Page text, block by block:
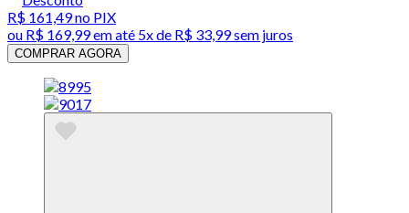
R$ 161,49no PIX
ou R$ 169,99em até 5x de R$ 33,99 sem juros
COMPRAR AGORA